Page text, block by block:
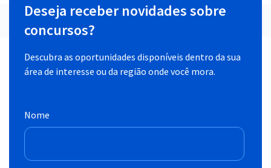
Deseja receber novidades sobre
concursos?
Descubra as oportunidades disponíveis dentro da sua
área de interesse ou da região onde você mora.
Nome